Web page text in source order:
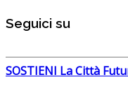
Seguici su
SOSTIENI La Città